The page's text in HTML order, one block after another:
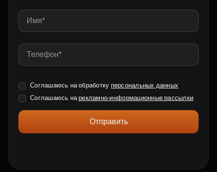
Соглашаюсь на обработку персональных данных
Соглашаюсь нарекламно-информационные рассылки
Отправить